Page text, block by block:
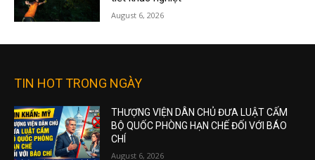
August 6, 2026
TIN HOT TRONG NGÀY
THƯỢNG VIỆN DÂN CHỦ ĐƯA LUẬT CẤM
BỘ QUỐC PHÒNG HẠN CHẾ ĐỐI VỚI BÁO
CHÍ
August 6, 2026